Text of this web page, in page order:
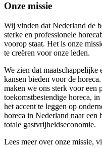
Onze missie
Wij vinden dat Nederland de
sterke en professionele
voorop staat. Het is onze
te creëren voor onze leden.
We zien dat
kansen bieden voor de
maken we ons sterk voor een
toekomstbestendige horeca,
het accent te leggen op
horeca in Nederland naar een
totale gastvrijheidseconomie.
Lees meer over onze missie,